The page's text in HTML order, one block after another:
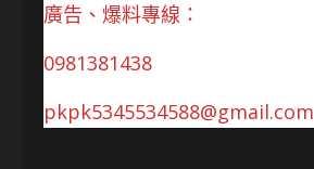
廣告、爆料專線：
0981381438
pkpk5345534588@gmail.com